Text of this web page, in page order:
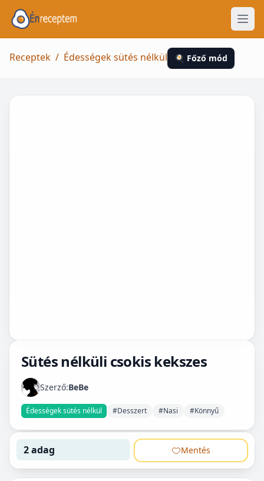
Receptek / Édességek sütés nélkül 🍳 Főző mód
Sütés nélküli csokis kekszes
Szerző:BeBe
Édességek sütés nélkül #Desszert #Nasi #Könnyű
2 adag Mentés